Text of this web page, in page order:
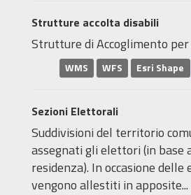
Strutture accolta disabili
Strutture di Accoglimento
WMS WFS Esri Shape
Sezioni Elettorali
Suddivisioni del territorio
assegnati gli elettori (in base
residenza). In occasione delle
vengono allestiti in apposite...